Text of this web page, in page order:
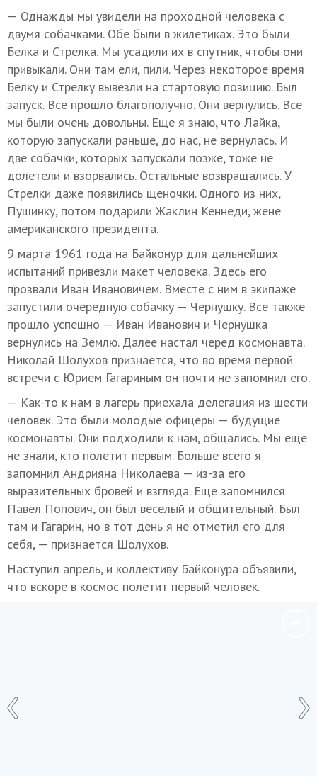
— Однажды мы увидели на проходной человека с
двумя собачками. Обе были в жилетиках. Это были
Белка и Стрелка. Мы усадили их в спутник, чтобы они
привыкали. Они там ели, пили. Через некоторое время
Белку и Стрелку вывезли на стартовую позицию. Был
запуск. Все прошло благополучно. Они вернулись. Все
мы были очень довольны. Еще я знаю, что Лайка,
которую запускали раньше, до нас, не вернулась. И
две собачки, которых запускали позже, тоже не
долетели и взорвались. Остальные возвращались. У
Стрелки даже появились щеночки. Одного из них,
Пушинку, потом подарили Жаклин Кеннеди, жене
американского президента.
9 марта 1961 года на Байконур для дальнейших
испытаний привезли макет человека. Здесь его
прозвали Иван Ивановичем. Вместе с ним в экипаже
запустили очередную собачку — Чернушку. Все также
прошло успешно — Иван Иванович и Чернушка
вернулись на Землю. Далее настал черед космонавта.
Николай Шолухов признается, что во время первой
встречи с Юрием Гагариным он почти не запомнил его.
— Как-то к нам в лагерь приехала делегация из шести
человек. Это были молодые офицеры — будущие
космонавты. Они подходили к нам, общались. Мы еще
не знали, кто полетит первым. Больше всего я
запомнил Андрияна Николаева — из-за его
выразительных бровей и взгляда. Еще запомнился
Павел Попович, он был веселый и общительный. Был
там и Гагарин, но в тот день я не отметил его для
себя, — признается Шолухов.
Наступил апрель, и коллективу Байконура объявили,
что вскоре в космос полетит первый человек.